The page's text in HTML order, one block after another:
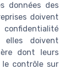
données des
doivent
elles doivent
dont leurs
contrôle sur